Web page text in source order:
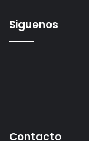
Siguenos
Contacto